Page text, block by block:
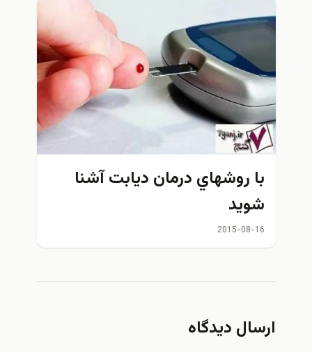
روشهاي درمان ديابت آشنا
دیدگاه